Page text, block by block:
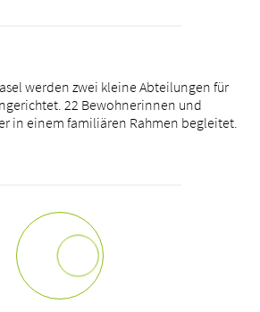
werden zwei kleine Abteilungen für
22 Bewohnerinnen und
in einem familiären Rahmen begleitet.